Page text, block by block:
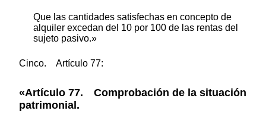
Que las cantidades satisfechas en concepto de
alquiler excedan del 10 por 100 de las rentas del
sujeto pasivo.»
Cinco. Artículo 77:
«Artículo 77. Comprobación de la situación
patrimonial.